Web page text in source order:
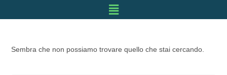
Sembra che non possiamo trovare quello che stai cercando.